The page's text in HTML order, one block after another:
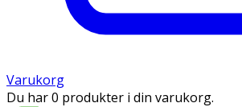
Varukorg
Du har 0 produkter i din varukorg.